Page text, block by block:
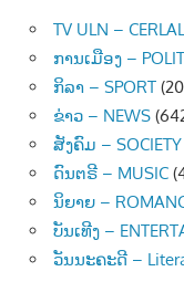
TV ULN –
ການເມືອງ –
ກິລາ – SPORT
ຂ່າວ – NEWS
ສັງຄົມ – SOCIETY
ດົນຕຣີ – MUSIC
ນິຍາຍ –
ບັນເທີງ –
ວັນນະຄະດີ –